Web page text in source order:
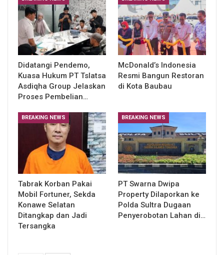
Didatangi Pendemo,
Kuasa Hukum PT Tslatsa
Asdiqha Group Jelaskan
Proses Pembelian…
McDonald’s Indonesia
Resmi Bangun Restoran
di Kota Baubau
BREAKING NEWS
Tabrak Korban Pakai
Mobil Fortuner, Sekda
Konawe Selatan
Ditangkap dan Jadi
Tersangka
BREAKING NEWS
PT Swarna Dwipa
Property Dilaporkan ke
Polda Sultra Dugaan
Penyerobotan Lahan di…